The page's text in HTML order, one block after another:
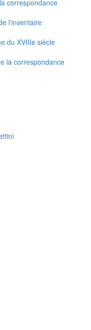
correspondance
l’inventaire
du XVIIIe siècle
la correspondance